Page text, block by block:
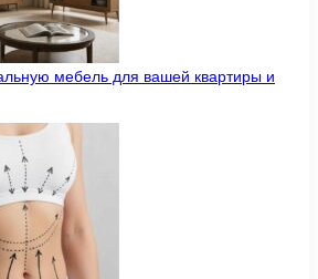
мебель для вашей квартиры и